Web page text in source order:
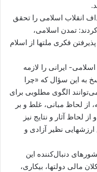
انقلاب اسلامی را تحقق
تمدن اسلامی،
فکری ملتها از اسلام
ایرانی را لازمه
به این سؤال که «چرا
الگوی مطلوبی برای
از لحاظ مبانی، غلط و بر
لحاظ آثار و نتایج نیز
نظیر آزادی و
دنبال‌کننده این
مالی دولتها، بیکاری،